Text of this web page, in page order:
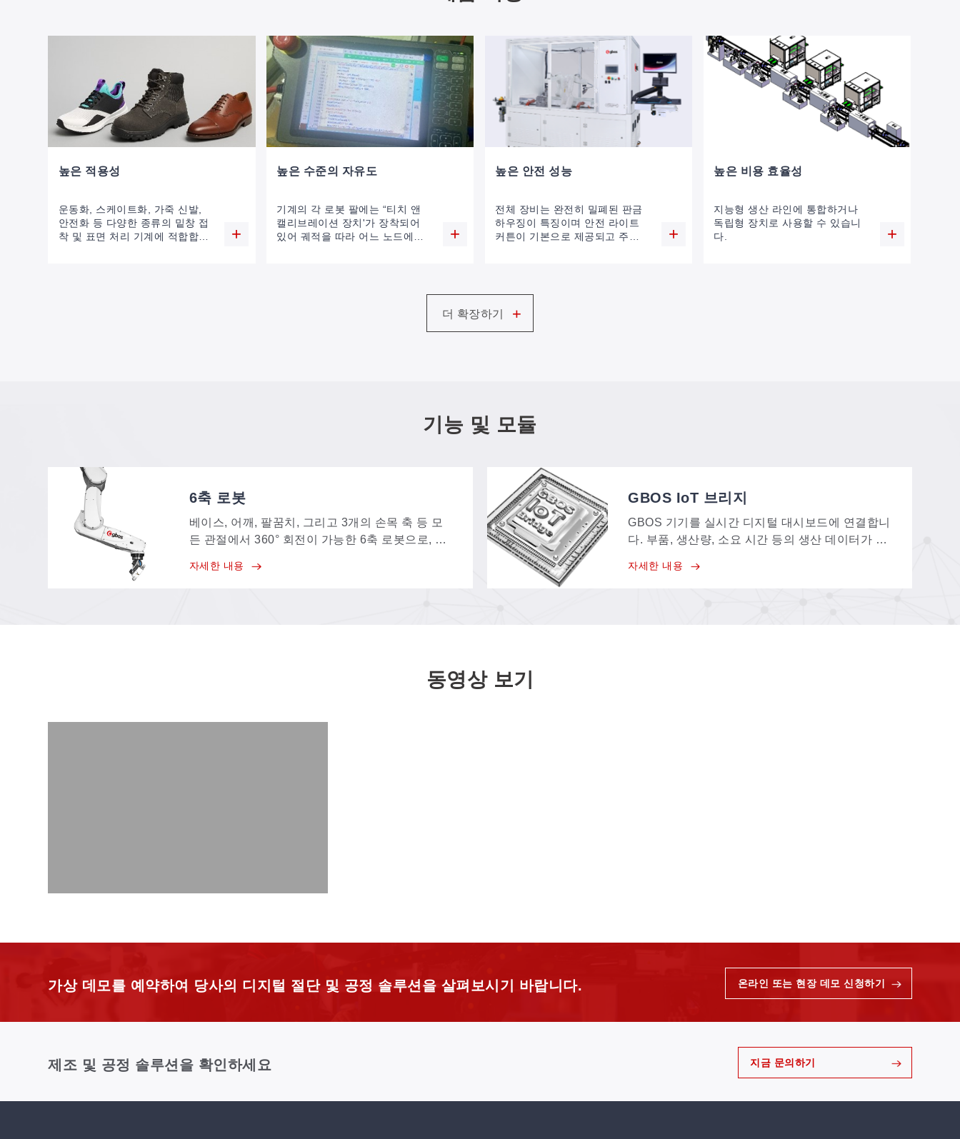
높은 적용성
운동화, 스케이트화, 가죽 신발,
안전화 등 다양한 종류의 밑창 접
착 및 표면 처리 기계에 적합합니
높은 수준의 자유도
기계의 각 로봇 팔에는 “티치 앤
캘리브레이션 장치'가 장착되어
있어 궤적을 따라 어느 노드에서
높은 안전 성능
전체 장비는 완전히 밀폐된 판금
하우징이 특징이며 안전 라이트
커튼이 기본으로 제공되고 주변
높은 비용 효율성
지능형 생산 라인에 통합하거나
독립형 장치로 사용할 수 있습니
다.
더 확장하기 +
기능 및 모듈
6축 로봇
베이스, 어깨, 팔꿈치, 그리고 3개의 손목 축 등 모
든 관절에서 360° 회전이 가능한 6축 로봇으로, 6
치 조정 및 이동시킬 수 있습니다.
자세한 내용
GBOS IoT 브리지
GBOS 기기를 실시간 디지털 대시보드에 연결합니
다. 부품, 생산량, 소요 시간 등의 생산 데이터가 실
립 목표 달성을 지원합니다.
자세한 내용
동영상 보기
가상 데모를 예약하여 당사의 디지털 절단 및 공정 솔루션을 살펴보시기 바랍니다. 온라인 또는 현장 데모 신청하기
제조 및 공정 솔루션을 확인하세요 지금 문의하기